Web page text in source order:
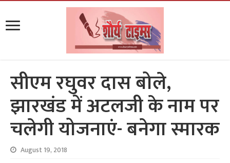
सीएम रघुवर दास बोले,
झारखंड में अटलजी के नाम पर
चलेगी योजनाएं- बनेगा स्मारक
August 19, 2018